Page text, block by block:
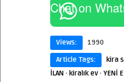
Chat on
Views:
1990
Article Tags:
kira
İLAN · kiralık ev · YENİ